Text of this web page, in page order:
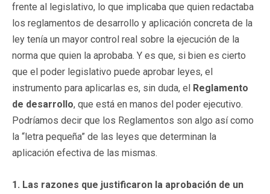
frente al legislativo, lo que implicaba que quien redactaba
los reglamentos de desarrollo y aplicación concreta de la
ley tenía un mayor control real sobre la ejecución de la
norma que quien la aprobaba. Y es que, si bien es cierto
que el poder legislativo puede aprobar leyes, el
instrumento para aplicarlas es, sin duda, el Reglamento
de desarrollo, que está en manos del poder ejecutivo.
Podríamos decir que los Reglamentos son algo así como
la “letra pequeña” de las leyes que determinan la
aplicación efectiva de las mismas.
1. Las razones que justificaron la aprobación de un